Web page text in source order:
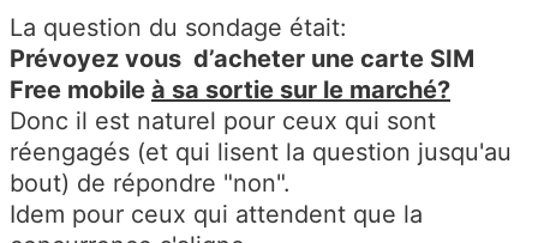
La question du sondage était:
Prévoyez vous d’acheter une carte SIM
Free mobile à sa sortie sur le marché?
Donc il est naturel pour ceux qui sont
réengagés (et qui lisent la question jusqu'au
bout) de répondre "non".
Idem pour ceux qui attendent que la